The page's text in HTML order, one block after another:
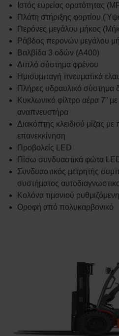
Ιστός ευρείας ορατότητας
Πλάτη στήριξης φορτίου
Περόνες μεγάλου μήκος
Ράβδος περονών μεγάλου
Βαλβίδα 3 οδών (A400)
Διπλό σύστημα φρένου
Ημισυμπαγή πνευματικά
Πλήρες υδραυλικό σύστημα
Κυκλωνικό φίλτρο αέρα 7”
αναπνευστήρα
Διακόπτης κλειδιού μίζας
επανεκκίνηση
Προβολείς LED
Πίσω συνδυαστικά φώτα
Συνδυαστικός μετρητής
συστήματος
Κολόνα τιμονιού
Οροφή από πολυκαρβονικό